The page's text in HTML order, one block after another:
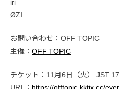
iri
ØZI
お問い合わせ：OFF TOPIC
主催： OFF TOPIC
チケット：11月6日（火） JST